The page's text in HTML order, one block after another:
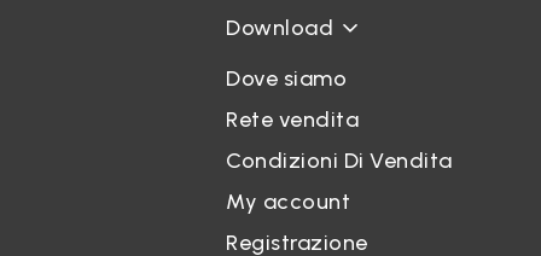
Download
Dove siamo
Rete vendita
Condizioni Di Vendita
My account
Registrazione